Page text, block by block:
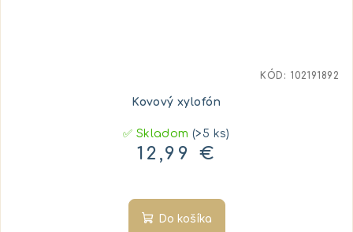
Kovový xylofón
✅ Skladom(>5 ks)
12,99 €
Do košíka
KÓD: 102191892